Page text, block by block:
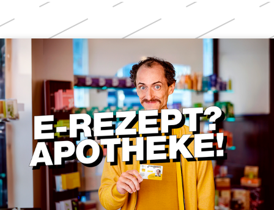
Weitere
Themen